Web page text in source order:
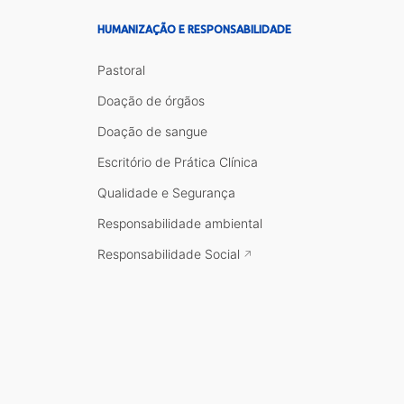
HUMANIZAÇÃO E RESPONSABILIDADE
Pastoral
Doação de órgãos
Doação de sangue
Escritório de Prática Clínica
Qualidade e Segurança
Responsabilidade ambiental
Responsabilidade Social